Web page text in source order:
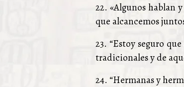
22. «Algunos hablan
que alcancemos
23. “Estoy seguro
tradicionales y de
24. “Hermanas y